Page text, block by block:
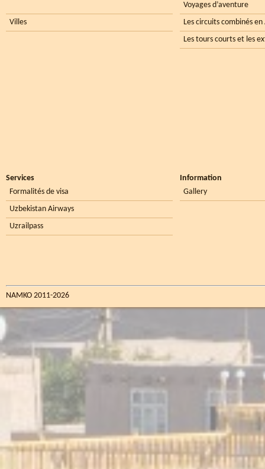
Villes
Voyages d’aventure
Les circuits combinés
Les tours courts et les
Services
Formalités de visa
Uzbekistan Airways
Uzrailpass
Information
Gallery
NAMKO 2011-2026